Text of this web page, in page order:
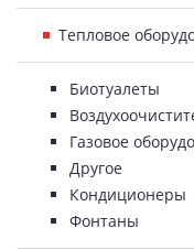
Тепловое
Биотуалеты
Газовое
Другое
Кондиционеры
Фонтаны